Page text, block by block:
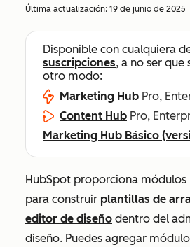
Última actualización: 19 de junio de 2025
Disponible con cualquiera
suscripciones, a no ser que
otro modo:
Marketing Hub Pro,
Content Hub Pro,
Marketing Hub Básico
HubSpot proporciona
para construir plantillas de
editor de diseño dentro del
diseño. Puedes agregar